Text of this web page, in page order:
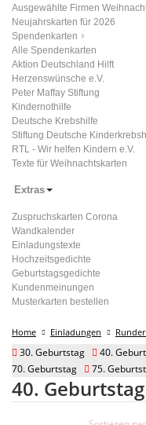
Ausgewählte Firmen
Neujahrskarten für 2026
Spendenkarten
Alle Spendenkarten
Aktion Deutschland Hilft
Herzenswünsche e.V.
Peter Maffay Stiftung
Kindernothilfe
Deutsche Krebshilfe
Stiftung Deutsche
RTL - Wir helfen Kindern e.V.
Texte für Weihnachtskarten
Extras
Zuspruchskarten Corona
Wandkalender
Einladungstexte
Hochzeitsgedichte
Geburtstagsgedichte
Kundenmeinungen
Musterkarten bestellen
Home Einladungen
30. Geburtstag 40.
70. Geburtstag
75.
40. Geburtstag